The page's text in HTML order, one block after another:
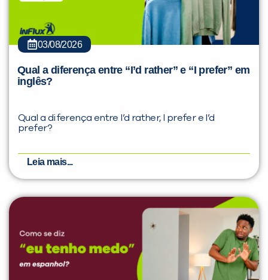
03/08/2026
Qual a diferença entre “I’d rather” e “I prefer” em
inglês?
Qual a diferença entre I’d rather, I prefer e I’d
prefer?
Leia mais...